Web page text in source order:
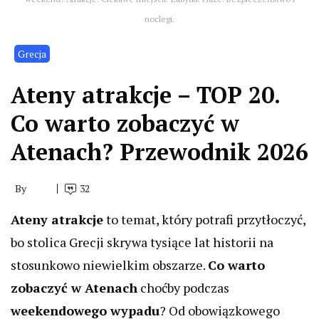
noclegi.
Grecja
Ateny atrakcje – TOP 20.
Co warto zobaczyć w
Atenach? Przewodnik 2026
By 32
Ateny atrakcjeto temat, który potrafi przytłoczyć,
bo stolica Grecji skrywa tysiące lat historii na
stosunkowo niewielkim obszarze. Co warto
zobaczyć w Atenach choćby podczas
weekendowego wypadu? Od obowiązkowego